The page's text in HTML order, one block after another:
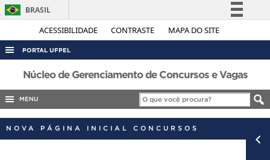
ACESSIBILIDADE CONTRASTE MAPA DO SITE
BRASIL
Simplifique!
Legislação
Canais
PORTAL UFPEL
ACESSO À INFORMAÇÃO
AUDITORIA
CONCURSOS
Núcleo de Gerenciamento de Concursos e Vagas
MENU
NOVA PÁGINA INICIAL CONCURSOS